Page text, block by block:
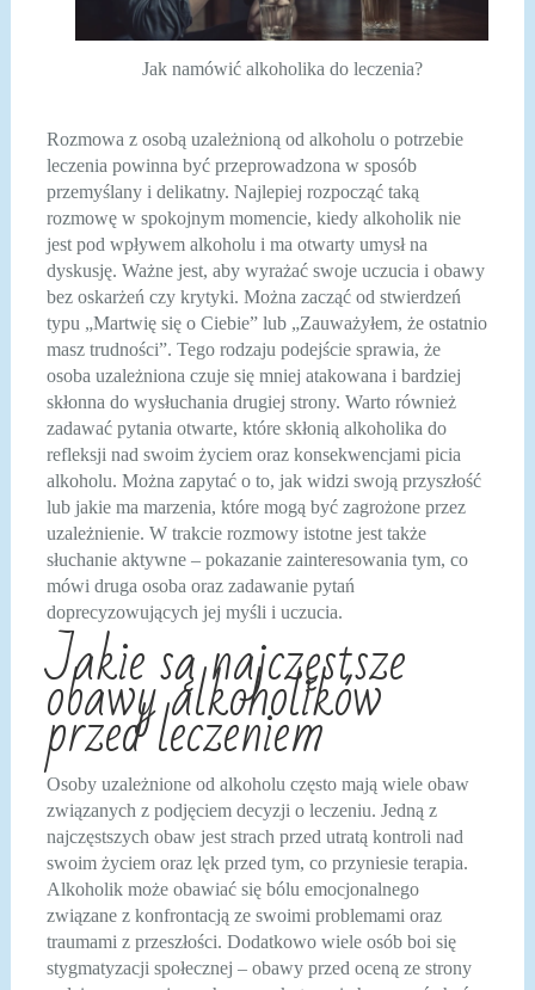
Jak namówić alkoholika do leczenia?
Rozmowa z osobą uzależnioną od alkoholu o potrzebie
leczenia powinna być przeprowadzona w sposób
przemyślany i delikatny. Najlepiej rozpocząć taką
rozmowę w spokojnym momencie, kiedy alkoholik nie
jest pod wpływem alkoholu i ma otwarty umysł na
dyskusję. Ważne jest, aby wyrażać swoje uczucia i obawy
bez oskarżeń czy krytyki. Można zacząć od stwierdzeń
typu „Martwię się o Ciebie” lub „Zauważyłem, że ostatnio
masz trudności”. Tego rodzaju podejście sprawia, że
osoba uzależniona czuje się mniej atakowana i bardziej
skłonna do wysłuchania drugiej strony. Warto również
zadawać pytania otwarte, które skłonią alkoholika do
refleksji nad swoim życiem oraz konsekwencjami picia
alkoholu. Można zapytać o to, jak widzi swoją przyszłość
lub jakie ma marzenia, które mogą być zagrożone przez
uzależnienie. W trakcie rozmowy istotne jest także
słuchanie aktywne – pokazanie zainteresowania tym, co
mówi druga osoba oraz zadawanie pytań
doprecyzowujących jej myśli i uczucia.
Jakie są najczęstsze
obawy alkoholików
przed leczeniem
Osoby uzależnione od alkoholu często mają wiele obaw
związanych z podjęciem decyzji o leczeniu. Jedną z
najczęstszych obaw jest strach przed utratą kontroli nad
swoim życiem oraz lęk przed tym, co przyniesie terapia.
Alkoholik może obawiać się bólu emocjonalnego
związane z konfrontacją ze swoimi problemami oraz
traumami z przeszłości. Dodatkowo wiele osób boi się
stygmatyzacji społecznej – obawy przed oceną ze strony